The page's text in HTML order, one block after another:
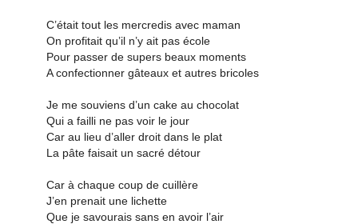
C’était tout les mercredis avec maman
On profitait qu’il n’y ait pas école
Pour passer de supers beaux moments
A confectionner gâteaux et autres bricoles
Je me souviens d’un cake au chocolat
Qui a failli ne pas voir le jour
Car au lieu d’aller droit dans le plat
La pâte faisait un sacré détour
Car à chaque coup de cuillère
J’en prenait une lichette
Que je savourais sans en avoir l’air